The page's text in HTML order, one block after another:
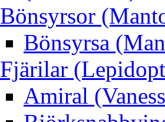
Bönsyrsor
Bönsyrsa
Fjärilar
Amiral